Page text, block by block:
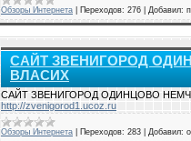
Обзоры Интернета Переходов: 276 Добавил:
САЙТ ЗВЕНИГОРОД
ВЛАСИХ
САЙТ ЗВЕНИГОРОД ОДИНЦОВО
http://zvenigorod1.ucoz.ru
Обзоры Интернета Переходов: 283 Добавил: